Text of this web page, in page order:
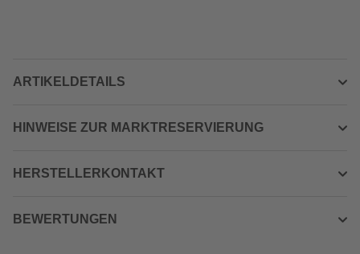
ARTIKELDETAILS
HINWEISE ZUR MARKTRESERVIERUNG
HERSTELLERKONTAKT
BEWERTUNGEN